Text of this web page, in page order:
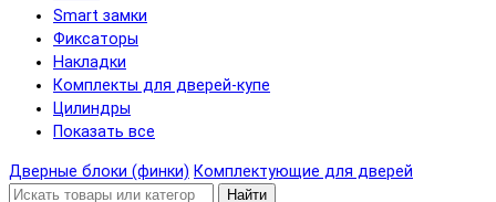
Smart замки
Фиксаторы
Накладки
Комплекты для дверей-купе
Цилиндры
Показать все
Дверные блоки (финки) Комплектующие для дверей
Найти